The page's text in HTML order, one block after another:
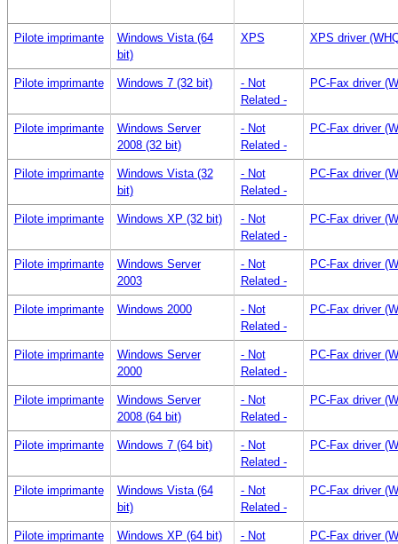
Pilote imprimante
Windows Vista (64
bit)
XPS XPS driver
Pilote imprimante Windows 7 (32 bit)
- Not
Related -
PC-Fax driver
Pilote imprimante
Windows Server
2008 (32 bit)
- Not
Related -
PC-Fax driver
Pilote imprimante
Windows Vista (32
bit)
- Not
Related -
PC-Fax driver
Pilote imprimante Windows XP (32 bit)
- Not
Related -
PC-Fax driver
Pilote imprimante
Windows Server
2003
- Not
Related -
PC-Fax driver
Pilote imprimante Windows 2000
- Not
Related -
PC-Fax driver
Pilote imprimante
Windows Server
2000
- Not
Related -
PC-Fax driver
Pilote imprimante
Windows Server
2008 (64 bit)
- Not
Related -
PC-Fax driver
Pilote imprimante Windows 7 (64 bit)
- Not
Related -
PC-Fax driver
Pilote imprimante
Windows Vista (64
bit)
- Not
Related -
PC-Fax driver
Pilote imprimante Windows XP (64 bit)
- Not
PC-Fax driver